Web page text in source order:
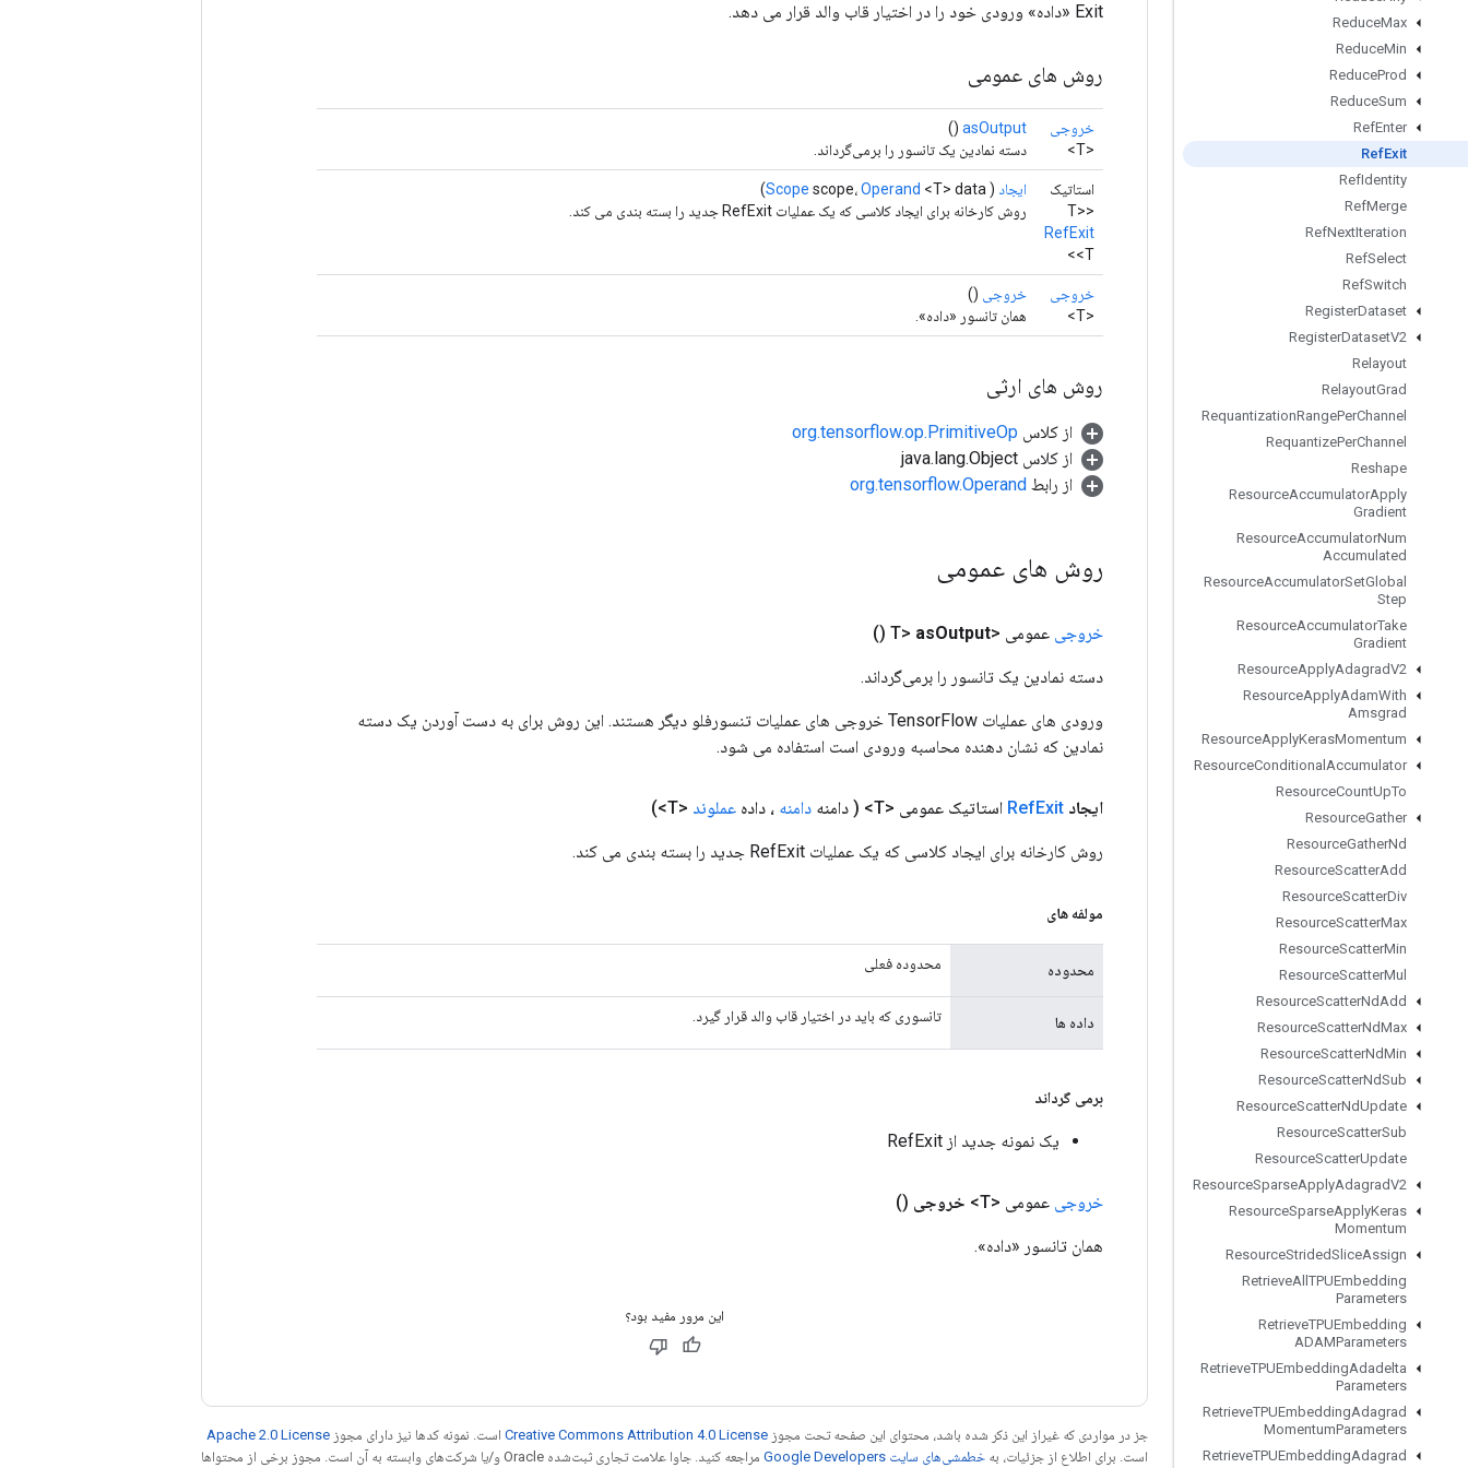
ReduceMax
ReduceMin
ReduceProd
ReduceSum
RefEnter
RefExit
RefIdentity
RefMerge
RefNextIteration
RefSelect
RefSwitch
RegisterDataset
RegisterDatasetV2
Relayout
RelayoutGrad
RequantizationRangePerChannel
RequantizePerChannel
Reshape
ResourceAccumulatorApply
Gradient
ResourceAccumulatorNum
Accumulated
ResourceAccumulatorSetGlobal
Step
ResourceAccumulatorTake
Gradient
ResourceApplyAdagradV2
ResourceApplyAdamWith
Amsgrad
ResourceApplyKerasMomentum
ResourceConditional Accumulator
ResourceCountUpTo
ResourceGather
ResourceGatherNd
ResourceScatterAdd
ResourceScatterDiv
ResourceScatterMax
ResourceScatterMin
ResourceScatterMul
ResourceScatterNdAdd
ResourceScatterNdMax
ResourceScatterNdMin
ResourceScatterNdSub
ResourceScatterNdUpdate
ResourceScatterSub
ResourceScatterUpdate
ResourceSparseApplyAdagradV2
ResourceSparseApplyKeras
Momentum
ResourceStridedSliceAssign
RetrieveAll TPUEmbedding
Parameters
RetrieveTPUEmbedding
ADAMParameters
RetrieveTPUEmbeddingAdadelta
Parameters
RetrieveTPUEmbeddingAdagrad
MomentumParameters
RetrieveTPUEmbeddingAdagrad
Exit «داده» ورودی خود را در اختیار قاب والد قرار می دهد.
روش های عمومی
خروجی
<T>
asOutput
()
دسته نمادین یک تانسور را برمی‌گرداند.
استاتیک
<T>
RefExit
<T>
ایجاد (
Scope scope،Operand <T> data)
روش کارخانه برای ایجاد کلاسی که یک عملیات RefExit جدید را بسته بندی می کند.
خروجی
<T>
خروجی
()
همان تانسور «داده».
روش های ارثی
از کلاس org.tensorflow.op.PrimitiveOp
از کلاس java.lang.Object
از رابط org.tensorflow.Operand
روش های عمومی
خروجی عمومی <T> asOutput
()
دسته نمادین یک تانسور را برمی‌گرداند.
ورودی های عملیات TensorFlow خروجی های عملیات تنسورفلو دیگر هستند. این روش برای به دست آوردن یک دسته
نمادین که نشان دهنده محاسبه ورودی است استفاده می شود.
ایجاد RefExit استاتیک عمومی <T> ( دامنه دامنه ، داده عملوند <T>)
روش کارخانه برای ایجاد کلاسی که یک عملیات RefExit جدید را بسته بندی می کند.
مولفه های
محدوده محدوده فعلی
داده ها تانسوری که باید در اختیار قاب والد قرار گیرد.
برمی گرداند
یک نمونه جدید از RefExit
خروجی عمومی <T> خروجی ()
همان تانسور «داده».
این مرور مفید بود؟
جز در مواردی که غیراز این ذکر شده باشد، محتوای این صفحه تحت مجوز Creative Commons Attribution 4.0 License است. نمونه کدها نیز دارای مجوز Apache 2.0 License
است. برای اطلاع از جزئیات، به خطمشی‌های سایت Google Developers‏ مراجعه کنید. جاوا علامت تجاری ثبت‌شده Oracle و/یا شرکت‌های وابسته به آن است. مجوز برخی از محتواها